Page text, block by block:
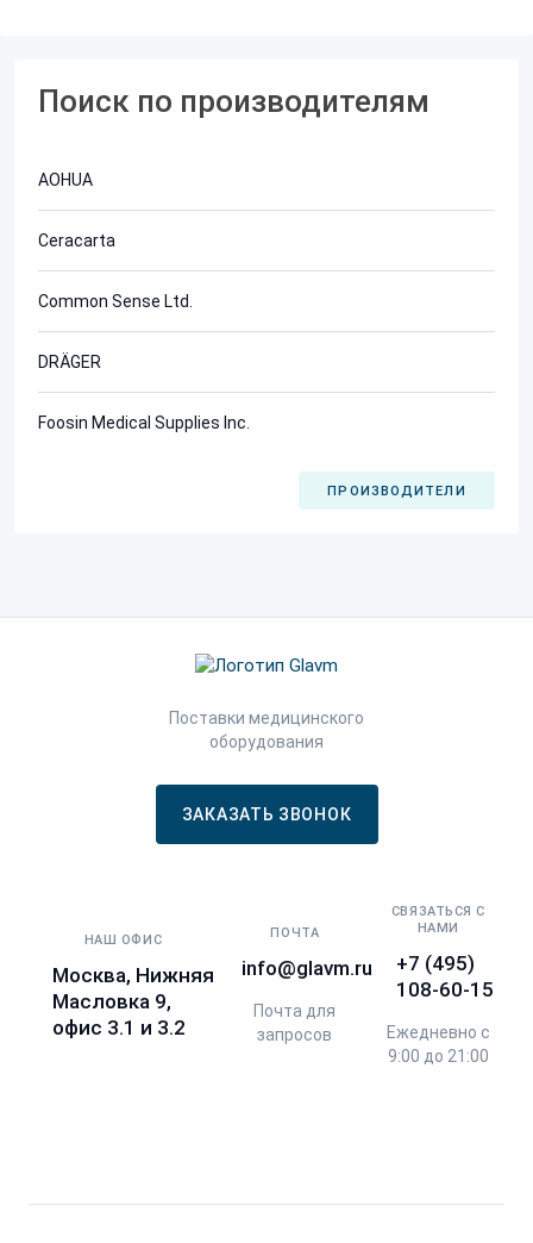
Поиск по производителям
AOHUA
Ceracarta
Common Sense Ltd.
DRÄGER
Foosin Medical Supplies Inc.
ПРОИЗВОДИТЕЛИ
Поставки медицинского
оборудования
ЗАКАЗАТЬ ЗВОНОК
НАШ ОФИС
Москва, Нижняя
Масловка 9,
офис 3.1 и 3.2
ПОЧТА
info@glavm.ru
Почта для
запросов
СВЯЗАТЬСЯ С
НАМИ
+7 (495)
108-60-15
Ежедневно с
9:00 до 21:00